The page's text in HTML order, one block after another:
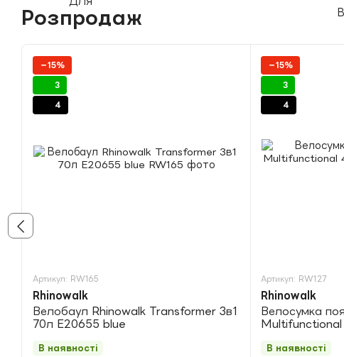
Розпродаж
−15%
3
4
Артикул: RW165
Rhinowalk
Велобаул Rhinowalk Transformer 3в1
70л E20655 blue
В наявності
−15%
3
4
Артикул: RW127
Rhinowalk
Велосумка
В наявності